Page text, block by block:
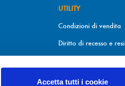
Accetta tutti i cookie
UTILITY
Condizioni di vendita
Diritto di recesso e resi
Informativa sui cookies